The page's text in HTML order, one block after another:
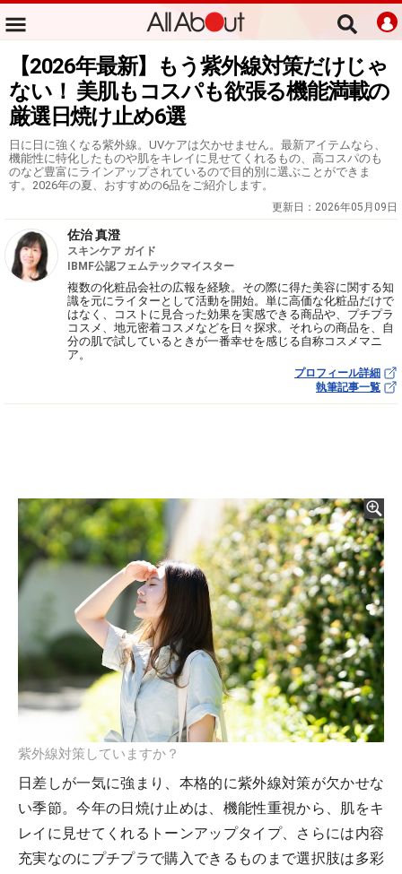
【2026年最新】もう紫外線対策だけじゃ
ない！ 美肌もコスパも欲張る機能満載の
厳選日焼け止め6選
日に日に強くなる紫外線。UVケアは欠かせません。最新アイテムなら、
機能性に特化したものや肌をキレイに見せてくれるもの、高コスパのも
のなど豊富にラインアップされているので目的別に選ぶことができま
す。2026年の夏、おすすめの6品をご紹介します。
更新日： 2026年05月09日
佐治 真澄
スキンケア ガイド
IBMF公認フェムテックマイスター
複数の化粧品会社の広報を経験。その際に得た美容に関する知
識を元にライターとして活動を開始。単に高価な化粧品だけで
はなく、コストに見合った効果を実感できる商品や、プチプラ
コスメ、地元密着コスメなどを日々探求。それらの商品を、自
分の肌で試しているときが一番幸せを感じる自称コスメマニ
ア。
プロフィール詳細
執筆記事一覧
紫外線対策していますか？
日差しが一気に強まり、本格的に紫外線対策が欠かせな
い季節。今年の日焼け止めは、機能性重視から、肌をキ
レイに見せてくれるトーンアップタイプ、さらには内容
充実なのにプチプラで購入できるものまで選択肢は多彩